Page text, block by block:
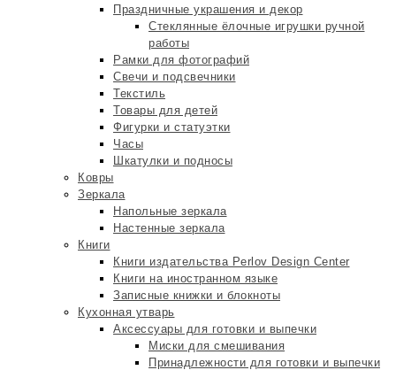
Праздничные украшения и декор
Стеклянные ёлочные игрушки ручной
работы
Рамки для фотографий
Свечи и подсвечники
Текстиль
Товары для детей
Фигурки и статуэтки
Часы
Шкатулки и подносы
Ковры
Зеркала
Напольные зеркала
Настенные зеркала
Книги
Книги издательства Perlov Design Center
Книги на иностранном языке
Записные книжки и блокноты
Кухонная утварь
Аксессуары для готовки и выпечки
Миски для смешивания
Принадлежности для готовки и выпечки